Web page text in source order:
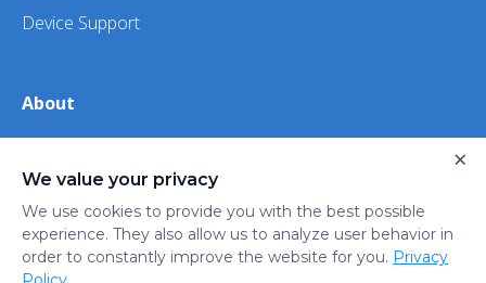
Device Support
About
iHealth
Privacy Trust Do not sell or share my
We value your privacy
We use cookies to provide you with the best possible
experience. They also allow us to analyze user behavior in
order to constantly improve the website for you. Privacy
×